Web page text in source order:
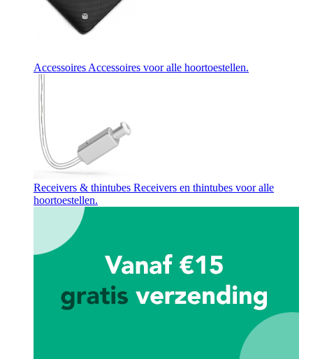
Accessoires Accessoires voor alle hoortoestellen.
Receivers & thintubes Receivers en thintubes voor alle
hoortoestellen.